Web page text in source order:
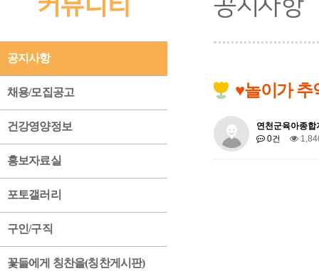
커뮤니티
공지사항
채용/모집공고
건강영양정보
홍보자료실
포토갤러리
구인/구직
꽃들에게 칭찬을(칭찬게시판)
공지사항
♥놀이가 추
연천군육아종합
0건